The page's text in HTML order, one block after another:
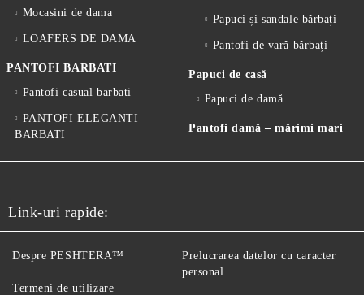
Mocasini de dama
LOAFERS DE DAMA
PANTOFI BARBATI
Pantofi casual barbati
PANTOFI ELEGANTI
BARBATI
Papuci și sandale bărbați
Pantofi de vară bărbați
Papuci de casă
Papuci de damă
Pantofi damă – mărimi mari
Link-uri rapide:
Despre PESHTERA™
Termeni de utilizare
Prelucrarea datelor cu caracter
personal